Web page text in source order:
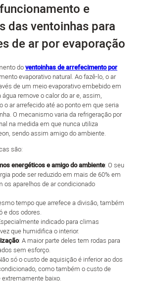
e
das ventoinhas para
de ar por evaporação
doventoinhas de arrefecimento por
evaporativo natural. Ao fazê-lo, o ar
de um meio evaporativo embebido em
remove o calor do ar e, assim,
o ar arrefecido até ao ponto em que seria
O mecanismo varia da refrigeração por
na medida em que nunca utiliza
sendo assim amigo do ambiente.
são:
energéticos e amigo do ambiente: O seu
pode ser reduzido em mais de 60% em
os aparelhos de ar condicionado
tempo que arrefece a divisão, também
e dos odores.
indicado para climas
que humidifica o interior.
: A maior parte deles tem rodas para
sem esforço.
só o custo de aquisição é inferior ao dos
como também o custo de
baixo.